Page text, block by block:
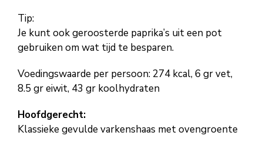
Tip:
Je kunt ook geroosterde paprika’s uit een pot
gebruiken om wat tijd te besparen.
Voedingswaarde per persoon: 274 kcal, 6 gr vet,
8.5 gr eiwit, 43 gr koolhydraten
Hoofdgerecht:
Klassieke gevulde varkenshaas met ovengroente